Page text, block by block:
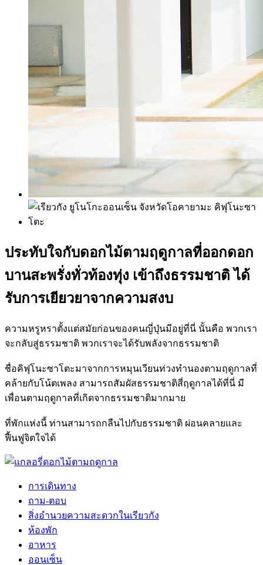
ประทับใจกับดอกไม้ตามฤดูกาลที่ออกดอก
บานสะพรั่งทั่วท้องทุ่ง เข้าถึงธรรมชาติ ได้
รับการเยียวยาจากความสงบ
ความหรูหราตั้งแต่สมัยก่อนของคนญี่ปุ่นมีอยู่ที่นี่ นั้นคือ พวกเรา
จะกลับสู่ธรรมชาติ พวกเราจะได้รับพลังจากธรรมชาติ
ชื่อคิฟุโนะซาโตะมาจากการหมุนเวียนท่วงทำนองตามฤดูกาลที่
คล้ายกับโน้ตเพลง สามารถสัมผัสธรรมชาติสี่ฤดูกาลได้ที่นี่ มี
เพื่อนตามฤดูกาลที่เกิดจากธรรมชาติมากมาย
ที่พักแห่งนี้ ท่านสามารถกลืนไปกับธรรมชาติ ผ่อนคลายและ
ฟื้นฟูจิตใจได้
การเดินทาง
ถาม-ตอบ
สิ่งอำนวยความสะดวกในเรียวกัง
ห้องพัก
อาหาร
ออนเซ็น